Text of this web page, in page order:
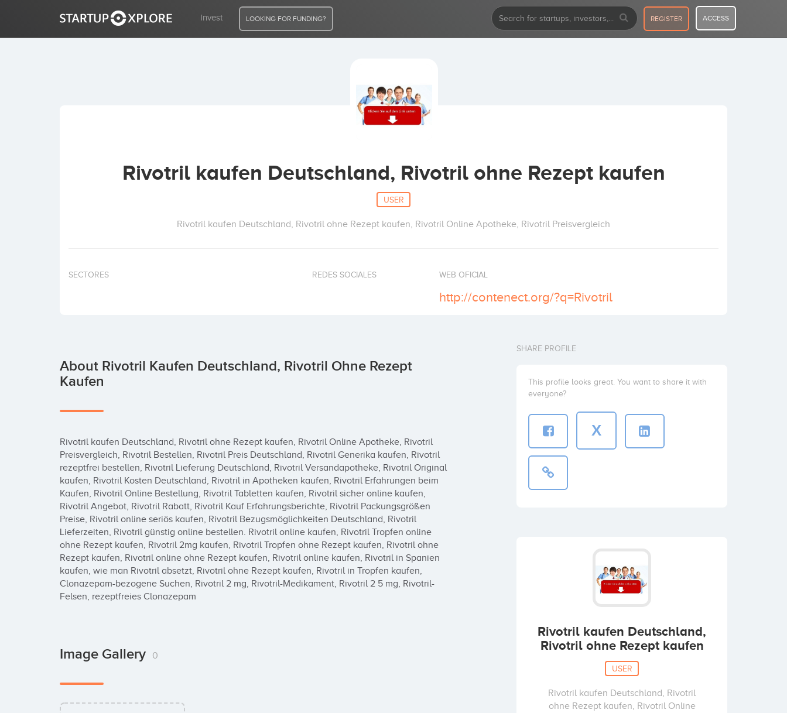
Invest LOOKING FOR FUNDING? REGISTER ACCESS
Rivotril kaufen Deutschland, Rivotril ohne Rezept kaufen
USER
Rivotril kaufen Deutschland, Rivotril ohne Rezept kaufen, Rivotril Online Apotheke, Rivotril Preisvergleich
SECTORES REDES SOCIALES WEB OFICIAL
http://contenect.org/?q=Rivotril
About Rivotril Kaufen Deutschland, Rivotril Ohne Rezept
Kaufen
Rivotril kaufen Deutschland, Rivotril ohne Rezept kaufen, Rivotril Online Apotheke, Rivotril
Preisvergleich, Rivotril Bestellen, Rivotril Preis Deutschland, Rivotril Generika kaufen, Rivotril
rezeptfrei bestellen, Rivotril Lieferung Deutschland, Rivotril Versandapotheke, Rivotril Original
kaufen, Rivotril Kosten Deutschland, Rivotril in Apotheken kaufen, Rivotril Erfahrungen beim
Kaufen, Rivotril Online Bestellung, Rivotril Tabletten kaufen, Rivotril sicher online kaufen,
Rivotril Angebot, Rivotril Rabatt, Rivotril Kauf Erfahrungsberichte, Rivotril Packungsgrößen
Preise, Rivotril online seriös kaufen, Rivotril Bezugsmöglichkeiten Deutschland, Rivotril
Lieferzeiten, Rivotril günstig online bestellen. Rivotril online kaufen, Rivotril Tropfen online
ohne Rezept kaufen, Rivotril 2mg kaufen, Rivotril Tropfen ohne Rezept kaufen, Rivotril ohne
Rezept kaufen, Rivotril online ohne Rezept kaufen, Rivotril online kaufen, Rivotril in Spanien
kaufen, wie man Rivotril absetzt, Rivotril ohne Rezept kaufen, Rivotril in Tropfen kaufen,
Clonazepam-bezogene Suchen, Rivotril 2 mg, Rivotril-Medikament, Rivotril 2 5 mg, Rivotril-
Felsen, rezeptfreies Clonazepam
Image Gallery 0
SHARE PROFILE
This profile looks great. You want to share it with
everyone?
X
Rivotril kaufen Deutschland,
Rivotril ohne Rezept kaufen
USER
Rivotril kaufen Deutschland, Rivotril
ohne Rezept kaufen, Rivotril Online